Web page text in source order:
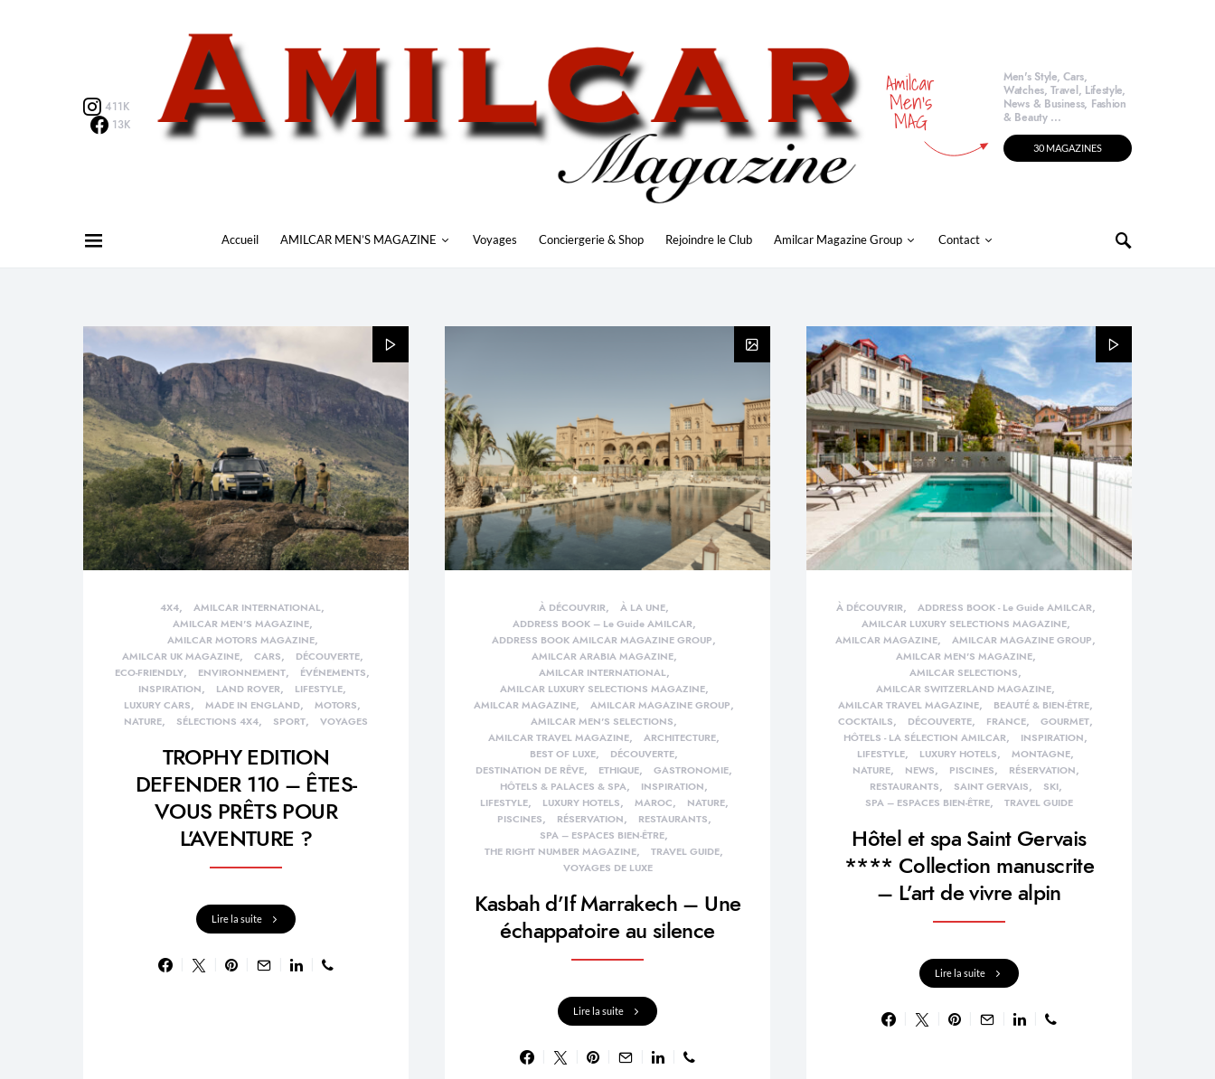
411K
13K
Amilcar
Men's
MAG
Men's Style, Cars,
Watches, Travel, Lifestyle,
News & Business, Fashion
& Beauty ...
30 MAGAZINES
Accueil AMILCAR MEN’S MAGAZINE Voyages Conciergerie & Shop Rejoindre le Club Amilcar Magazine Group Contact
4X4
AMILCAR INTERNATIONAL
AMILCAR MEN'S MAGAZINE
AMILCAR MOTORS MAGAZINE
AMILCAR UK MAGAZINE
CARS
DÉCOUVERTE
ECO-FRIENDLY
ENVIRONNEMENT
ÉVÉNEMENTS
INSPIRATION
LAND ROVER
LIFESTYLE
LUXURY CARS
MADE IN ENGLAND
MOTORS
NATURE
SÉLECTIONS 4X4 SPORT VOYAGES
TROPHY EDITION
DEFENDER 110 – ÊTES-
VOUS PRÊTS POUR
L’AVENTURE ?
Lire la suite
À DÉCOUVRIR
À LA UNE
ADDRESS BOOK – Le Guide AMILCAR
ADDRESS BOOK AMILCAR MAGAZINE GROUP
AMILCAR ARABIA MAGAZINE
AMILCAR INTERNATIONAL
AMILCAR LUXURY SELECTIONS MAGAZINE
AMILCAR MAGAZINE
AMILCAR MAGAZINE GROUP
AMILCAR MEN'S SELECTIONS
AMILCAR TRAVEL MAGAZINE
ARCHITECTURE
BEST OF LUXE
DÉCOUVERTE
DESTINATION DE RÊVE
ETHIQUE
GASTRONOMIE
HÔTELS & PALACES & SPA
INSPIRATION
LIFESTYLE
LUXURY HOTELS MAROC
NATURE
PISCINES
RÉSERVATION
RESTAURANTS
SPA – ESPACES BIEN-ÊTRE
THE RIGHT NUMBER MAGAZINE
TRAVEL GUIDE
VOYAGES DE LUXE
Kasbah d’If Marrakech – Une
échappatoire au silence
Lire la suite
À DÉCOUVRIR
ADDRESS BOOK - Le Guide AMILCAR
AMILCAR LUXURY SELECTIONS MAGAZINE
AMILCAR MAGAZINE
AMILCAR MAGAZINE GROUP
AMILCAR MEN'S MAGAZINE
AMILCAR SELECTIONS
AMILCAR SWITZERLAND MAGAZINE
AMILCAR TRAVEL MAGAZINE
BEAUTÉ & BIEN-ÊTRE
COCKTAILS
DÉCOUVERTE FRANCE
GOURMET
HÔTELS - LA SÉLECTION AMILCAR
INSPIRATION
LIFESTYLE
LUXURY HOTELS
MONTAGNE
NATURE
NEWS PISCINES
RÉSERVATION
RESTAURANTS
SAINT GERVAIS
SKI
SPA – ESPACES BIEN-ÊTRE
TRAVEL GUIDE
Hôtel et spa Saint Gervais
**** Collection manuscrite
– L’art de vivre alpin
Lire la suite